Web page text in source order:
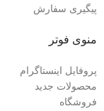
پیگیری سفارش
منوی فوتر
پروفایل اینستاگرام
محصولات جدید
فروشگاه